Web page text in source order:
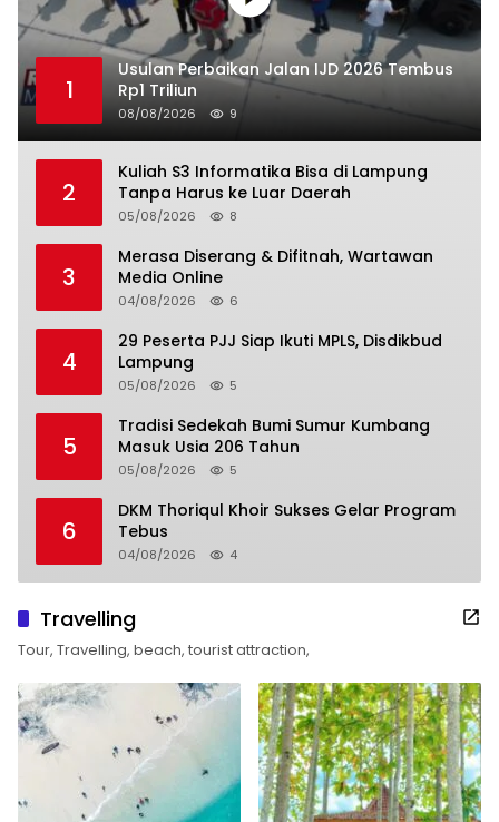
1
Usulan Perbaikan Jalan IJD 2026 Tembus
Rp1 Triliun
08/08/2026 9
2
Kuliah S3 Informatika Bisa di Lampung
Tanpa Harus ke Luar Daerah
05/08/2026 8
3
Merasa Diserang & Difitnah, Wartawan
Media Online
04/08/2026 6
4
29 Peserta PJJ Siap Ikuti MPLS, Disdikbud
Lampung
05/08/2026 5
5
Tradisi Sedekah Bumi Sumur Kumbang
Masuk Usia 206 Tahun
05/08/2026 5
6
DKM Thoriqul Khoir Sukses Gelar Program
Tebus
04/08/2026 4
Travelling
Tour, Travelling, beach, tourist attraction,